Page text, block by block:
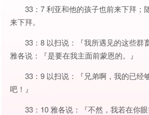
33：7 利亚和他的孩子也前来下拜；
来下拜。
33：8 以扫说：『我所遇见的这些群
雅各说：『是要在我主面前蒙恩的。』
33：9 以扫说：『兄弟啊，我的已经
吧！』
33：10 雅各说：『不然，我若在你